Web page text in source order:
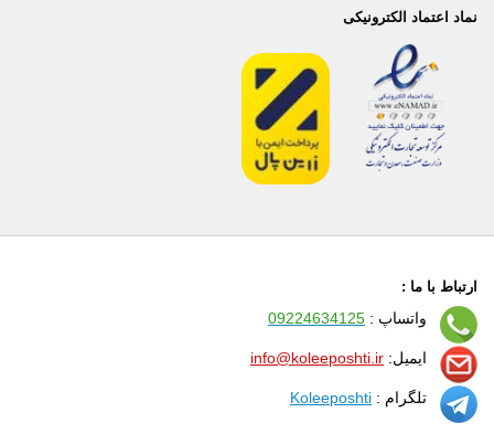
نماد اعتماد الکترونیکی
ارتباط با ما :
واتساپ : 09224634125
ایمیل: info@koleeposhti.ir
تلگرام : Koleeposhti